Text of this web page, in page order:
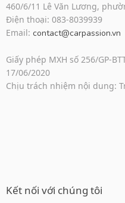
460/6/11 Lê Văn Lương,
Điện thoại: 083-8039939
Email: contact@carpassion.vn
Giấy phép MXH số 256/GP-
17/06/2020
Chịu trách nhiệm nội dung:
Kết nối với chúng tôi